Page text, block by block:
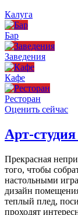
Калуга
Бар
Заведения
Кафе
Ресторан
Оценить сейчас
Арт-
Прекрасная
того, чтобы
настольными
дизайн
теплый плед,
проходят